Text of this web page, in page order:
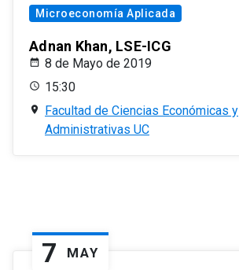
Microeconomía Aplicada
Adnan Khan, LSE-ICG
8 de Mayo de 2019
15:30
Facultad de Ciencias Económicas y
Administrativas UC
7 MAY